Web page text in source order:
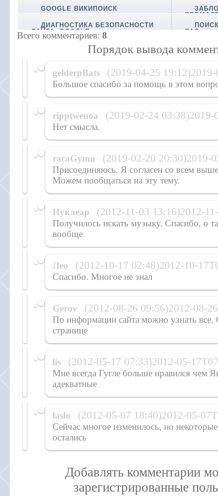
GOOGLE ВИКИПОИСК
ДИАГНОСТИКА БЕЗОПАСНОСТИ
САЙТА. GOOGLE
ВАС
Всего комментариев: 8
Порядок вывода
gelderpBats (2019-04-25
Большое спасибо за помощь в этом
ripptwenoa (2019-02-24
Нет смысла.
racaGymn (2019-02-20 20:30)2019-
Присоединяюсь. Я согласен со всем
Можем пообщаться на эту тему.
Нуклеар (2012-11-03 13:16)2012-
Получилось искать музыку. Спасибо, о
вообще
Лео (2012-10-17 02:48)2012-10-
Спасибо. Многое не знал
Gerov (2012-08-26 09:56)2012-08-
По информации сайта можно узнать все.
странице
lis (2012-05-17 07:33)2012-05-
Мне всегда Гугле больше нравился чем
адекватные
laslo (2012-05-07 18:40)2012-05-
Сейчас многое изменилось, но
остались
Добавлять комментарии
зарегистрированные